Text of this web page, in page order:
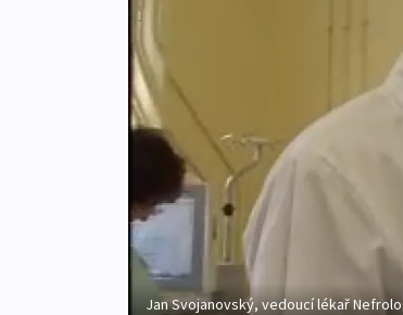
Jan Svojanovský, vedoucí lékař